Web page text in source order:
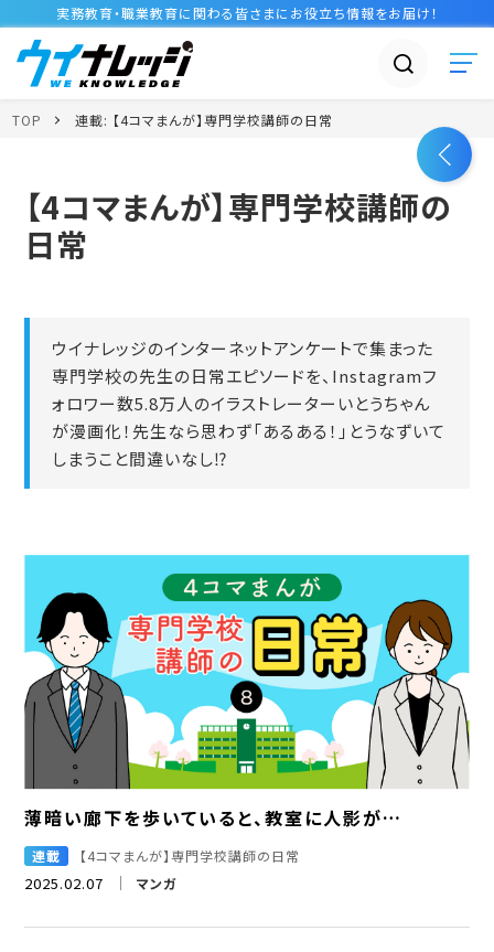
実務教育・職業教育に関わる皆さまに お役立ち情報をお届け！
TOP 連載: 【4コマまんが】専門学校講師の日常
【4コマまんが】専門学校講師の
日常
ウイナレッジのインターネットアンケートで集まった
専門学校の先生の日常エピソードを、Instagramフ
ォロワー数5.8万人のイラストレーターいとうちゃん
が漫画化！先生なら思わず「あるある！」とうなずいて
しまうこと間違いなし⁉
薄暗い廊下を歩いていると、教室に人影が…
2025.02.07 マンガ
連載 【4コマまんが】専門学校講師の日常